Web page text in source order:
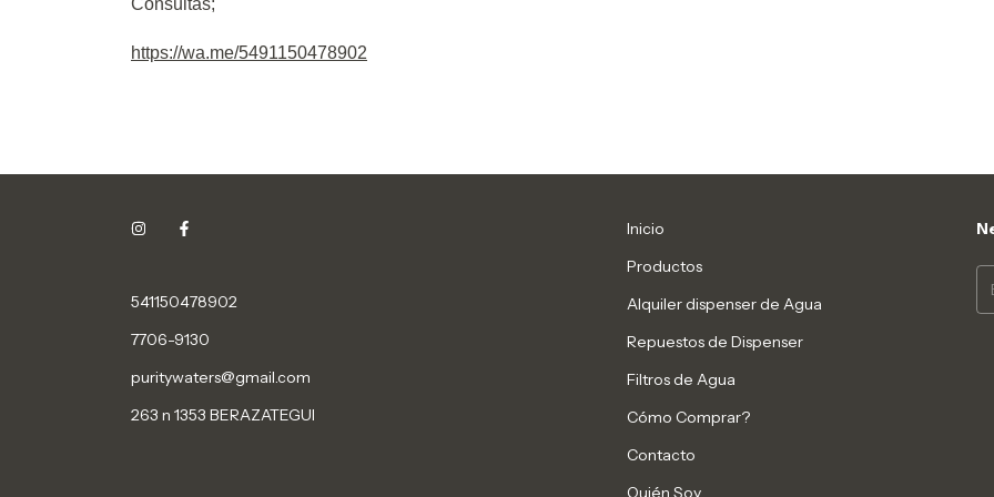
Consultas;
https://wa.me/5491150478902
541150478902
7706-9130
puritywaters@gmail.com
263 n 1353 BERAZATEGUI
Inicio
Productos
Alquiler dispenser de Agua
Repuestos de Dispenser
Filtros de Agua
Cómo Comprar?
Contacto
Quién Soy